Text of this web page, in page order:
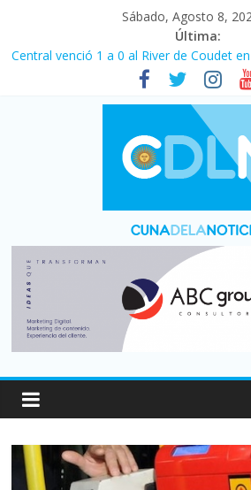
Sábado, Agosto 8,
Última:
Central venció 1 a 0 al River de Coudet
La morosidad alcanzó su nivel más alto
afecta a 400 mil deudores en Santa Fe
Desde que asumió Milei cerraron 41.000
denuncia crisis como en 2001
Vacaciones de invierno con más
turístico: 4,6 millones de personas
Fuerte caída de la venta de autos